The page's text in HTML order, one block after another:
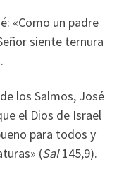
«Como un padre
siente ternura
los Salmos, José
el Dios de Israel
para todos y
(Sal145,9).